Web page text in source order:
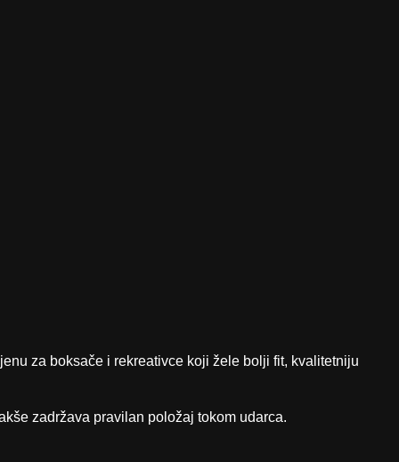
za boksače i rekreativce koji žele bolji fit, kvalitetniju
zadržava pravilan položaj tokom udarca.